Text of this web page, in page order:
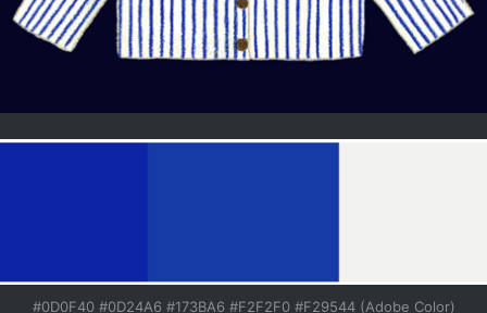
#0D0F40 #0D24A6 #173BA6 #F2F2F0 #F29544 (Adobe Color)